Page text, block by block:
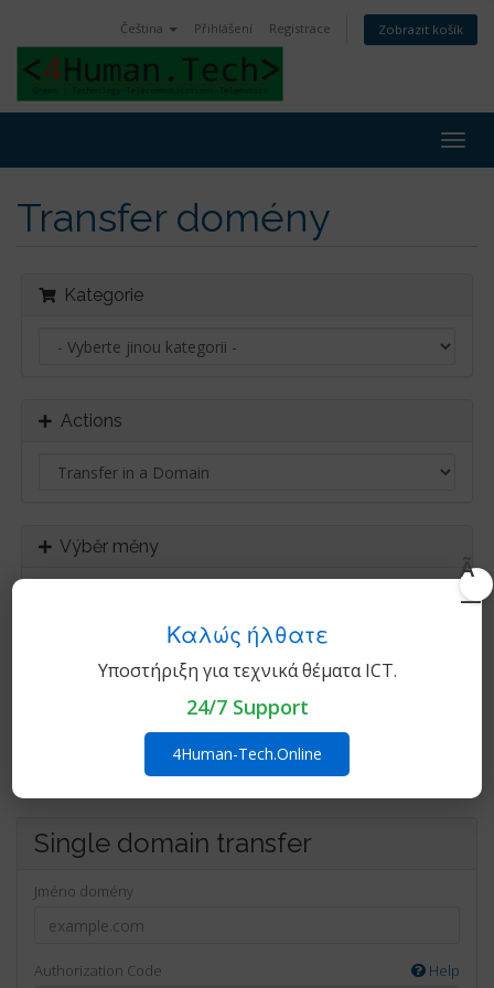
Čeština Přihlášení Registrace Zobrazit košík
Transfer domény
Kategorie
Actions
Výběr měny
Transfer your domain to us
Transfer now to extend your domain by 1 year!*
Single domain transfer
Jméno domény
Authorization Code Help
Ã
—
Καλώς ήλθατε
Υποστήριξη για τεχνικά θέματα ICT.
24/7 Support
4Human-Tech.Online